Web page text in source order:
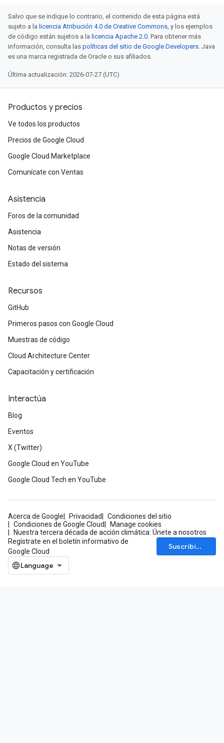
Salvo que se indique lo contrario, el contenido de esta página está
sujeto a la licencia Atribución 4.0 de Creative Commons, y los ejemplos
de código están sujetos a la licencia Apache 2.0. Para obtener más
información, consulta las políticas del sitio de Google Developers. Java
es una marca registrada de Oracle o sus afiliados.
Última actualización: 2026-07-27 (UTC)
Productos y precios
Ve todos los productos
Precios de Google Cloud
Google Cloud Marketplace
Comunícate con Ventas
Asistencia
Foros de la comunidad
Asistencia
Notas de versión
Estado del sistema
Recursos
GitHub
Primeros pasos con Google Cloud
Muestras de código
Cloud Architecture Center
Capacitación y certificación
Interactúa
Blog
Eventos
X (Twitter)
Google Cloud en YouTube
Google Cloud Tech en YouTube
Acerca de Google Privacidad
Condiciones del sitio
Condiciones de Google Cloud
Manage cookies
Nuestra tercera década de acción climática: Únete a nosotros
Regístrate en el boletín informativo de
Google Cloud
Suscribirse